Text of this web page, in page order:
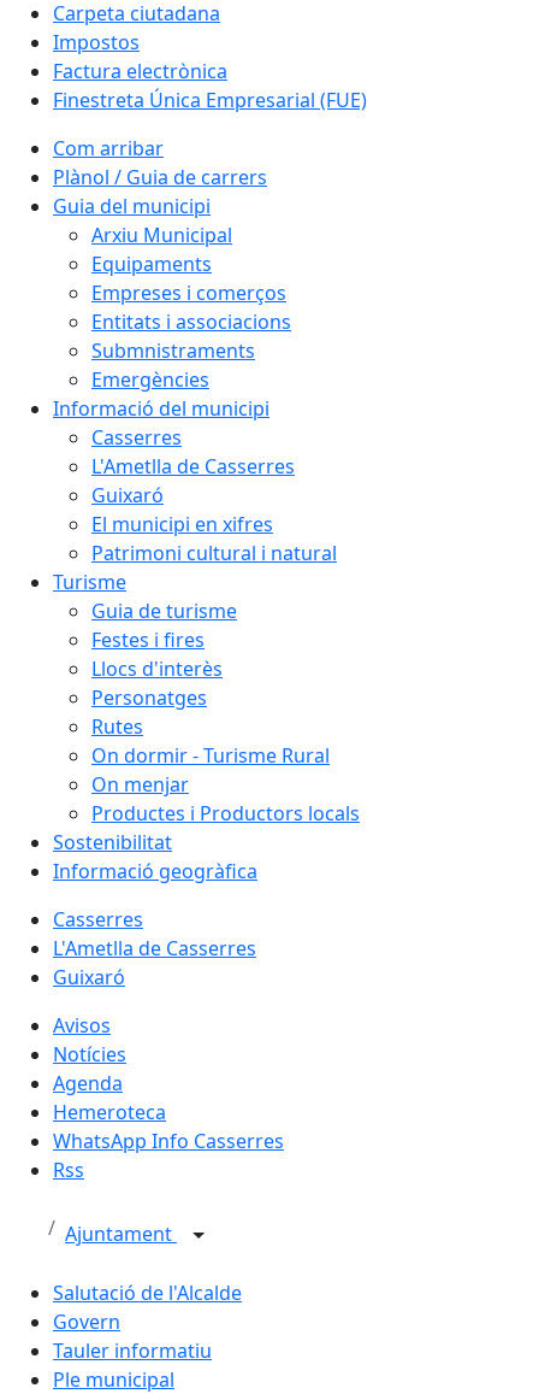
Carpeta ciutadana
Impostos
Factura electrònica
Finestreta Única Empresarial (FUE)
Com arribar
Plànol / Guia de carrers
Guia del municipi
Arxiu Municipal
Equipaments
Empreses i comerços
Entitats i associacions
Submnistraments
Emergències
Informació del municipi
Casserres
L'Ametlla de Casserres
Guixaró
El municipi en xifres
Patrimoni cultural i natural
Turisme
Guia de turisme
Festes i fires
Llocs d'interès
Personatges
Rutes
On dormir - Turisme Rural
On menjar
Productes i Productors locals
Sostenibilitat
Informació geogràfica
Casserres
L'Ametlla de Casserres
Guixaró
Avisos
Notícies
Agenda
Hemeroteca
WhatsApp Info Casserres
Rss
Ajuntament
Salutació de l'Alcalde
Govern
Tauler informatiu
Ple municipal